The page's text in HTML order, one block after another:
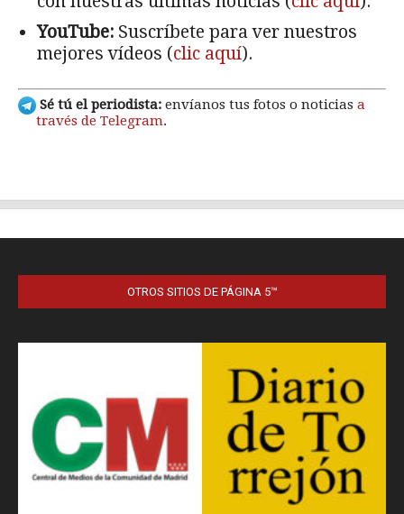
OTROS SITIOS DE PÁGINA 5™